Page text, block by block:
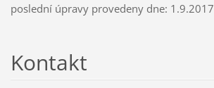
poslední úpravy provedeny dne: 1.9.2017
Kontakt